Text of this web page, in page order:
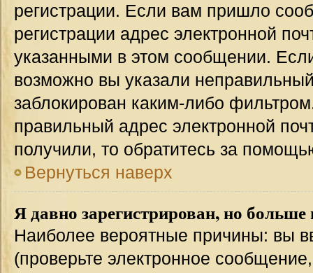
регистрации. Если вам пришло
регистрации адрес электронной
указанными в этом сообщении.
возможно вы указали
заблокирован каким-либо
правильный адрес электронной
получили, то обратитесь за
Вернуться наверх
Я давно зарегистрирован, но
Наиболее вероятные причины: вы
(проверьте электронное